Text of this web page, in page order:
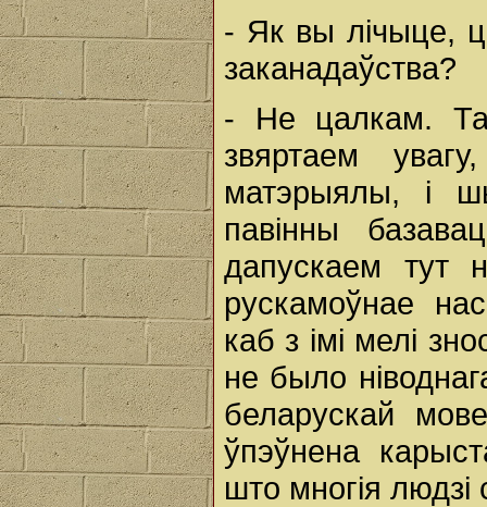
- Як вы лічыце,
заканадаўства?
- Не цалкам.
звяртаем
матэрыялы, і
павінны
дапускаем тут
рускамоўнае
каб з імі мелі
не было
беларускай
ўпэўнена
што многія людзі